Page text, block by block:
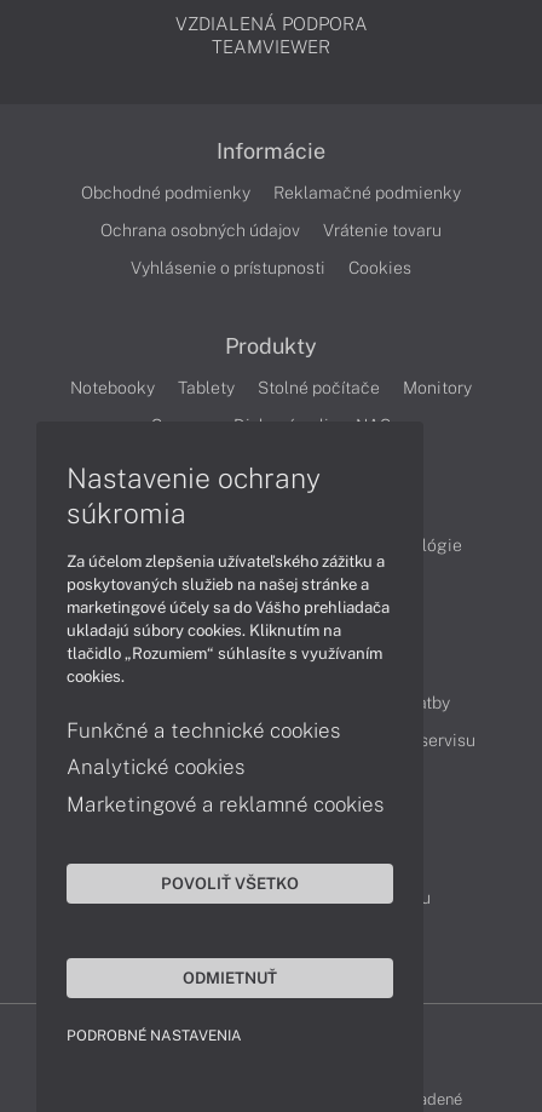
VZDIALENÁ PODPORA
TEAMVIEWER
Informácie
Obchodné podmienky
Reklamačné podmienky
Ochrana osobných údajov
Vrátenie tovaru
Vyhlásenie o prístupnosti
Cookies
Produkty
Notebooky Tablety Stolné počítače
Monitory
Servery
Diskové polia a NAS
Technológie
Videá
Obsah
Možnosti doručenia a platby
Podpora a servis
Servisné služby Cenník servisu
Kontakty
043 4224 771
Obchodné oddelenie
Reklamácia tovaru
FUJITSU-SHOP © 2011 - 2026 Všetky práva vyhradené
Nastavenie ochrany
súkromia
Za účelom zlepšenia užívateľského zážitku a
poskytovaných služieb na našej stránke a
marketingové účely sa do Vášho prehliadača
ukladajú súbory cookies. Kliknutím na
tlačidlo „Rozumiem“ súhlasíte s využívaním
cookies.
Funkčné a technické cookies
Analytické cookies
Marketingové a reklamné cookies
POVOLIŤ VŠETKO
ODMIETNUŤ
PODROBNÉ NASTAVENIA